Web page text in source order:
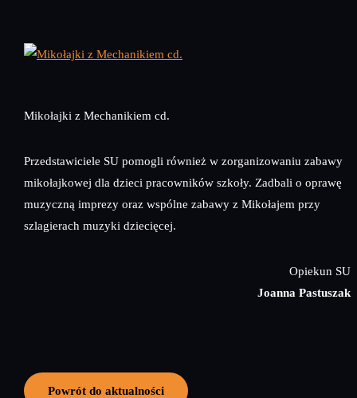
Mikołajki z Mechanikiem cd.
Przedstawiciele SU pomogli również w zorganizowaniu zabawy
mikołajkowej dla dzieci pracowników szkoły. Zadbali o oprawę
muzyczną imprezy oraz wspólne zabawy z Mikołajem przy
szlagierach muzyki dziecięcej.
Opiekun SU
Joanna Pastuszak
Powrót do aktualności